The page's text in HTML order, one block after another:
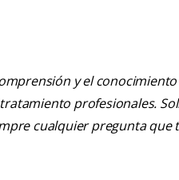
y el
profesionales.
cualquier pregunta